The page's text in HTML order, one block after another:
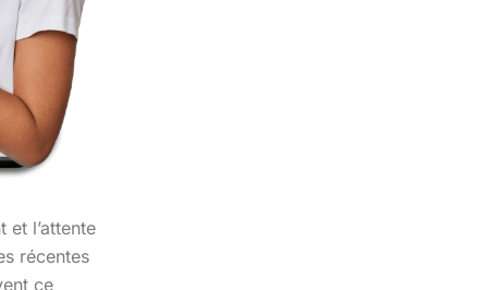
et l’attente
récentes
ce